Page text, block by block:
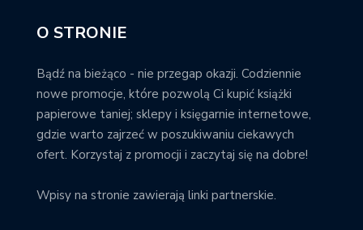
O STRONIE
Bądź na bieżąco - nie przegap okazji. Codziennie
nowe promocje, które pozwolą Ci kupić książki
papierowe taniej; sklepy i księgarnie internetowe,
gdzie warto zajrzeć w poszukiwaniu ciekawych
ofert. Korzystaj z promocji i zaczytaj się na dobre!
Wpisy na stronie zawierają linki partnerskie.